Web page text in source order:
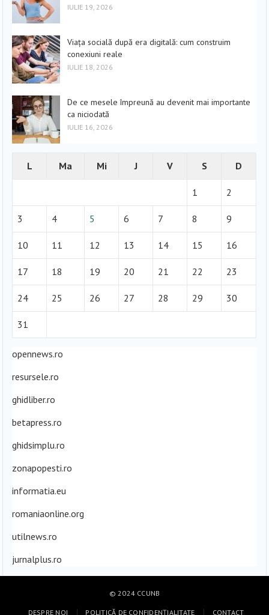
IULIE 19, 2026
Viața socială după era digitală: cum construim
conexiuni reale
IULIE 18, 2026
De ce mesele împreună au devenit mai importante
ca niciodată
IULIE 16, 2026
L Ma Mi J V S D
1 2
3 4 5 6 7 8 9
10 11 12 13 14 15 16
17 18 19 20 21 22 23
24 25 26 27 28 29 30
31
opennews.ro
resursele.ro
ghidliber.ro
betapress.ro
ghidsimplu.ro
zonapopesti.ro
informatia.eu
romaniaonline.org
utilnews.ro
jurnalplus.ro
© 2024 CCUNB
DESPRE NOI POLITICĂ DE CONFIDENȚIALITATE CONTACT